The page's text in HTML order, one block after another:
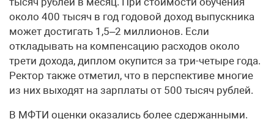
около 400 тысяч в год годовой доход выпускника
может достигать 1,5–2 миллионов. Если
откладывать на компенсацию расходов около
трети дохода, диплом окупится за три-четыре года.
Ректор также отметил, что в перспективе многие
из них выходят на зарплаты от 500 тысяч рублей.
В МФТИ оценки оказались более сдержанными.